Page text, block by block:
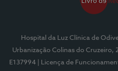
Hospital da Luz Clínica de
Urbanização Colinas do Cruzeiro,
E137994
| Licença de